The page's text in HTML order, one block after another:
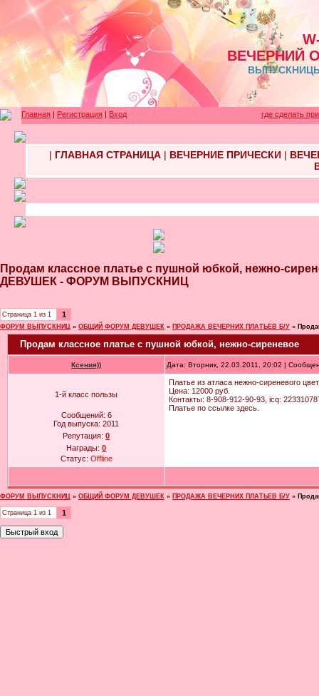
ВЕЧЕРНИЙ
Главная | Регистрация | Вход где сделать
| ГЛАВНАЯ СТРАНИЦА| ВЕЧЕРНИЕ ПРИЧЕСКИ|
Продам классное платье с пушной юбкой, нежно-
ДЕВУШЕК - ФОРУМ ВЫПУСКНИЦ
Страница 1 из 1 1
ФОРУМ ВЫПУСКНИЦ » ОБЩИЙ ФОРУМ ДЕВУШЕК » ПРОДАЖА ВЕЧЕРНИХ ПЛАТЬЕВ Б/У »
Продам классное платье с пушной юбкой, нежно-сиреневое
Ксения)) Дата: Вторник, 22.03.2011, 20:02 |
1-й класс пользы
Сообщений: 6
Год выпуска:2011
Репутация:0
Награды:0
Статус: Offline
Платье из атласа нежно-сиреневого
Цена: 12000 руб.
Контакты: 8-908-912-90-93, icq:
Платье по ссылке здесь.
ФОРУМ ВЫПУСКНИЦ » ОБЩИЙ ФОРУМ ДЕВУШЕК » ПРОДАЖА ВЕЧЕРНИХ ПЛАТЬЕВ Б/У »
Страница 1 из 1 1